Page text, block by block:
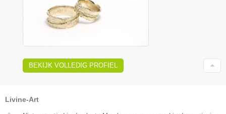
BEKIJK VOLLEDIG PROFIEL
Livine-Art